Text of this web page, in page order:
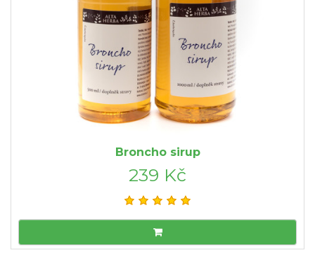
Broncho sirup
239 Kč